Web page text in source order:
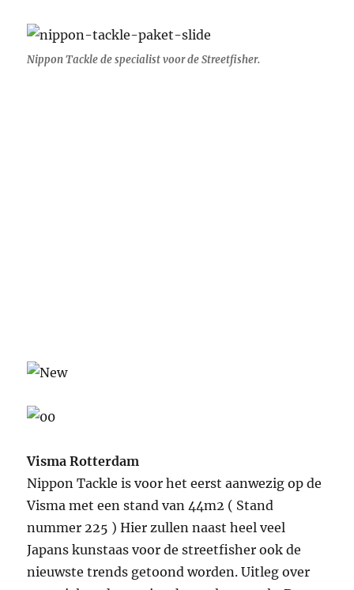
Nippon Tackle de specialist voor de Streetfisher.
Visma Rotterdam
Nippon Tackle is voor het eerst aanwezig op de
Visma met een stand van 44m2 ( Stand
nummer 225 ) Hier zullen naast heel veel
Japans kunstaas voor de streetfisher ook de
nieuwste trends getoond worden. Uitleg over